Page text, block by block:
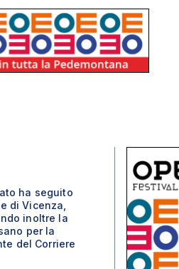
ha seguito
di Vicenza,
inoltre la
per la
del Corriere